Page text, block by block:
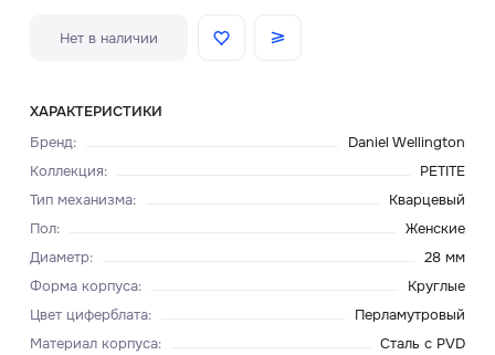
Нет в наличии
ХАРАКТЕРИСТИКИ
Бренд:
Daniel Wellington
Коллекция:
PETITE
Тип механизма:
Кварцевый
Пол:
Женские
Диаметр:
28 мм
Форма корпуса:
Круглые
Цвет циферблата:
Перламутровый
Материал корпуса:
Сталь с PVD